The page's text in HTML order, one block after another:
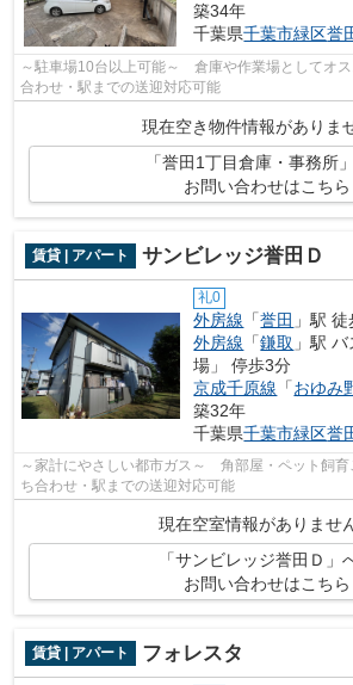
築34年
千葉県千葉市緑区誉
～駐車場10台以上可能～ 倉庫や作業場として
合わせ・駅までの送迎対応可能
現在空き物件情報がありま
「誉田1丁目倉庫・事務所
お問い合わせはこちら
賃貸 | アパート サンビレッジ誉田Ｄ
礼0
外房線 「誉田 」駅
外房線 「鎌取 」駅
場」 停歩3分
京成千原線 「おゆみ
築32年
千葉県千葉市緑区誉
～家計にやさしい都市ガス～ 角部屋・ペット飼
ち合わせ・駅までの送迎対応可能
現在空室情報がありませ
「サンビレッジ誉田Ｄ」
お問い合わせはこちら
賃貸 | アパート フォレスタ